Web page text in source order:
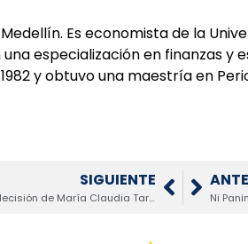
Es economista de la
especialización en finanzas y
y obtuvo una maestría en
SIGUIENTE
“Me duele”: Miguel Uribe Londoño volvió a criticar decisión de María Claudia Tarazona de apoyar a Paloma Valencia